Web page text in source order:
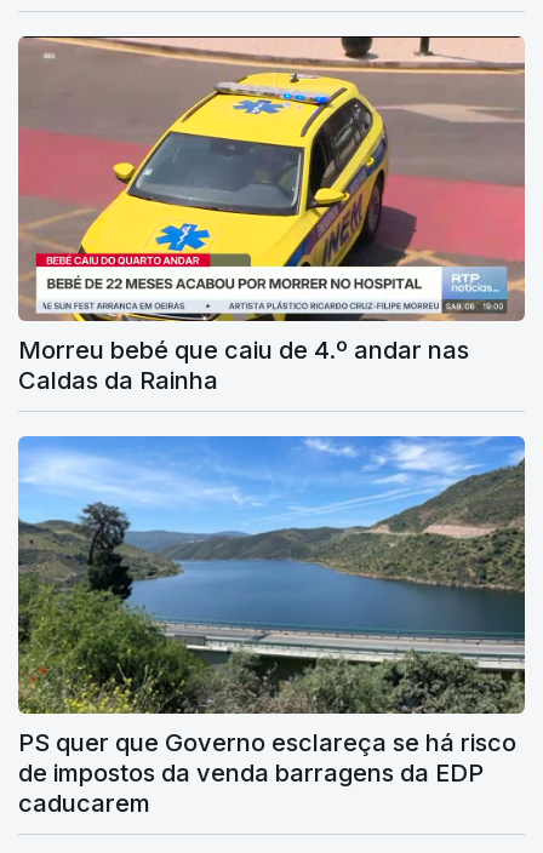
Morreu bebé que caiu de 4.º andar nas
Caldas da Rainha
PS quer que Governo esclareça se há risco
de impostos da venda barragens da EDP
caducarem